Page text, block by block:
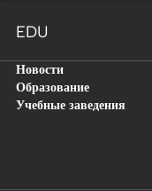
EDU
Новости
Образование
Учебные заведения